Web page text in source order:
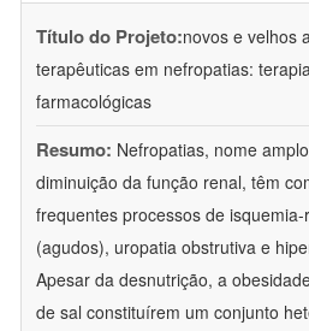
Título do Projeto:novos e velhos
terapêuticas em nefropatias:
farmacológicas
Resumo: Nefropatias, nome
diminuição da função renal, têm
frequentes processos de
(agudos), uropatia obstrutiva e
Apesar da desnutrição, a
de sal constituírem um conjunto